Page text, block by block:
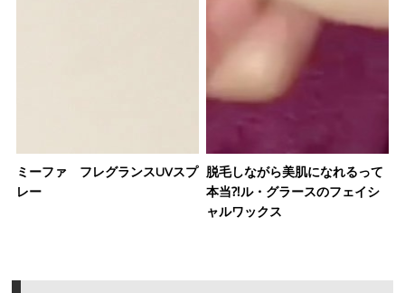
ミーファ フレグランスUVスプ
レー
脱毛しながら美肌になれるって
本当⁈ル・グラースのフェイシ
ャルワックス